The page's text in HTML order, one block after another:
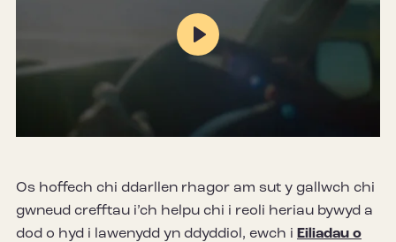
Mute Settings
Play
Os hoffech chi ddarllen rhagor am sut y gallwch chi
gwneud crefftau i’ch helpu chi i reoli heriau bywyd a
dod o hyd i lawenydd yn ddyddiol, ewch i Eiliadau o